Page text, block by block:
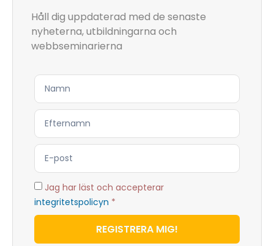
Håll dig uppdaterad med de senaste
nyheterna, utbildningarna och
webbseminarierna
Jag har läst och accepterar
integritetspolicyn *
REGISTRERA MIG!